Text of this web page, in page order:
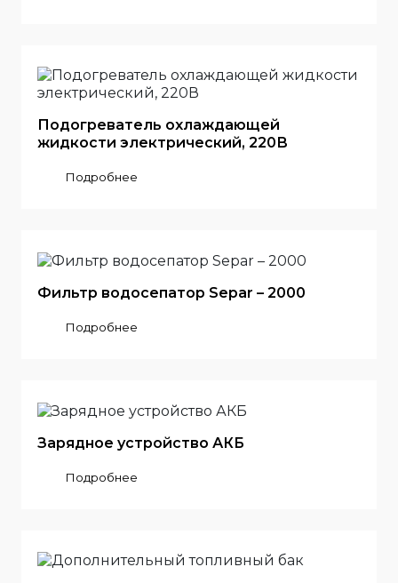
Подогреватель охлаждающей
жидкости электрический, 220В
Подробнее
Фильтр водосепатор Separ – 2000
Подробнее
Зарядное устройство АКБ
Подробнее